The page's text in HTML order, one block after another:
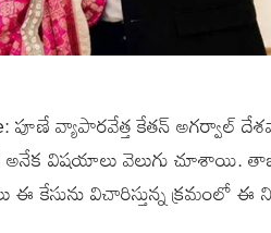
పూణే వ్యాపారవేత్త కేతన్ అగర్వాల్
అనేక విషయాలు వెలుగు చూశాయి.
ఈ కేసును విచారిస్తున్న క్రమంలో